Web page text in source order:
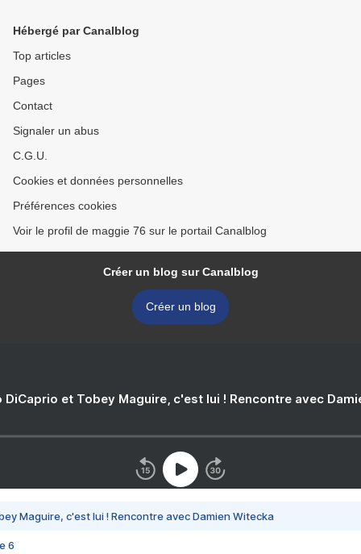
Hébergé par Canalblog
Top articles
Pages
Contact
Signaler un abus
C.G.U.
Cookies et données personnelles
Préférences cookies
Voir le profil de maggie 76 sur le portail Canalblog
Créer un blog sur Canalblog
Créer un blog
DiCaprio et Tobey Maguire, c'est lui ! Rencontre avec
Maguire, c'est lui ! Rencontre avec Damien Witecka
6